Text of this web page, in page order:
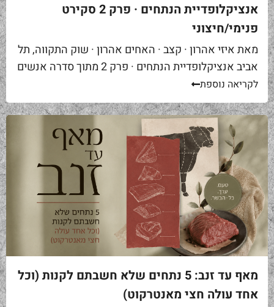
אנציקלופדיית הנתחים · פרק 2 סקירט
פנימי/חיצוני
מאת איזי אהרון · קצב · האחים אהרון · שוק התקווה, תל
אביב אנציקלופדיית הנתחים · פרק 2 מתוך סדרה אנשים
באים אליי בקצביה ומבקשים "סקירט". שאלה ראשונה...
לקריאה נוספת
מאף עד זנב: 5 נתחים שלא חשבתם לקנות (וכל
אחד עולה חצי מאנטרקוט)